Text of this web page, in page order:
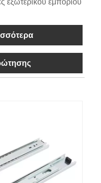
εξωτερικού εμπορίου